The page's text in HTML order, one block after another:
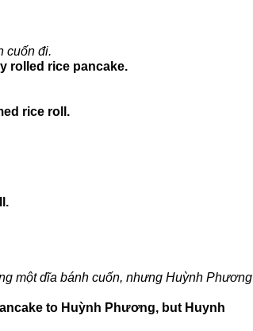
cuốn đi.
rolled rice pancake.
rice roll.
một dĩa bánh cuốn, nhưng Huỳnh Phương
to Huỳnh Phương, but Huynh